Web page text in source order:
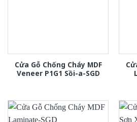
Cửa Gỗ Chống Cháy MDF
Veneer P1G1 Sồi-a-SGD